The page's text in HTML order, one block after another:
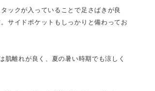
ックが入っていることで足さばきが良
サイドポケットもしっかりと備わってお
肌離れが良く、夏の暑い時期でも涼しく